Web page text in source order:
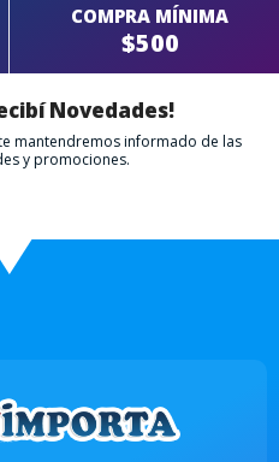
COMPRA MÍNIMA
$500
Novedades!
mantendremos informado de las
y promociones.